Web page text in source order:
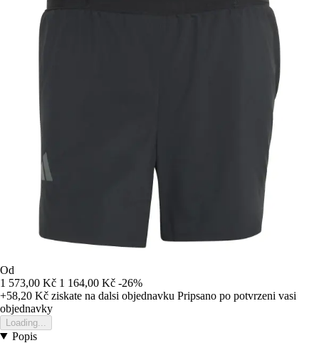
Od
1 573,00 Kč 1 164,00 Kč -26%
+58,20 Kč ziskate na dalsi objednavku Pripsano po potvrzeni vasi
objednavky
Loading...
Popis